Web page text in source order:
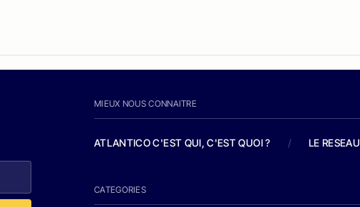
MIEUX NOUS CONNAITRE
ATLANTICO C'EST QUI, C'EST QUOI ? / LE
CATEGORIES